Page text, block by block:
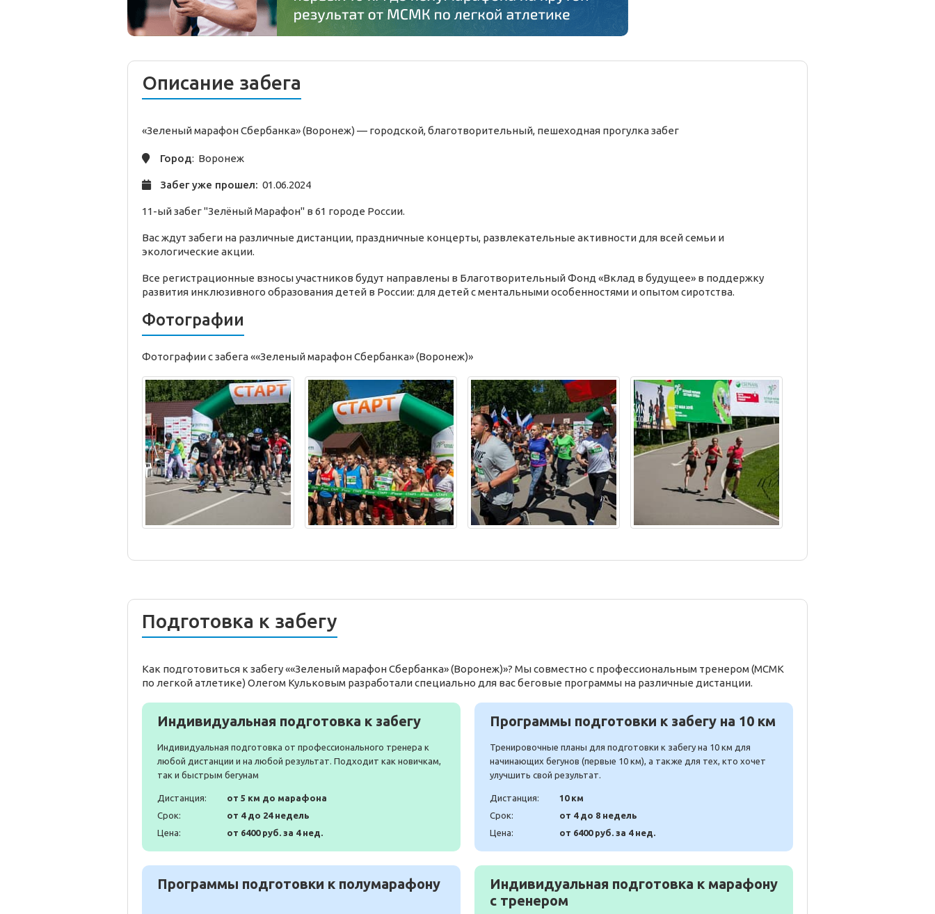
Описание забега
«Зеленый марафон Сбербанка» (Воронеж) — городской,благотворительный, пешеходная прогулказабег
Город: Воронеж
Забег уже прошел: 01.06.2024
11-ый забег "Зелёный Марафон" в 61 городе России.
Вас ждут забеги на различные дистанции, праздничные концерты, развлекательные активности для всей семьи и
экологические акции.
Все регистрационные взносы участников будут направлены в Благотворительный Фонд «Вклад в будущее» в поддержку
развития инклюзивного образования детей в России: для детей с ментальными особенностями и опытом сиротства.
Фотографии
Фотографии с забега ««Зеленый марафон Сбербанка» (Воронеж)»
Подготовка к забегу
Как подготовиться к забегу ««Зеленый марафон Сбербанка» (Воронеж)»? Мы совместно с профессиональным тренером (МСМК
по легкой атлетике) Олегом Кульковым разработали специально для вас беговые программы на различные дистанции.
Индивидуальная подготовка к забегу
Индивидуальная подготовка от профессионального тренера к
любой дистанции и на любой результат. Подходит как новичкам,
так и быстрым бегунам
Дистанция:
от 5 км до марафона
Срок:
от 4 до 24 недель
Цена:
от 6400 руб. за 4 нед.
Программы подготовки к забегу на 10 км
Тренировочные планы для подготовки к забегу на 10 км для
начинающих бегунов (первые 10 км), а также для тех, кто хочет
улучшить свой результат.
Дистанция:
10 км
Срок:
от 4 до 8 недель
Цена:
от 6400 руб. за 4 нед.
Программы подготовки к полумарафону
Индивидуальная подготовка к марафону
с тренером